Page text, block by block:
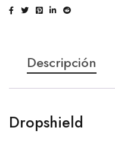
Descripción
Dropshield